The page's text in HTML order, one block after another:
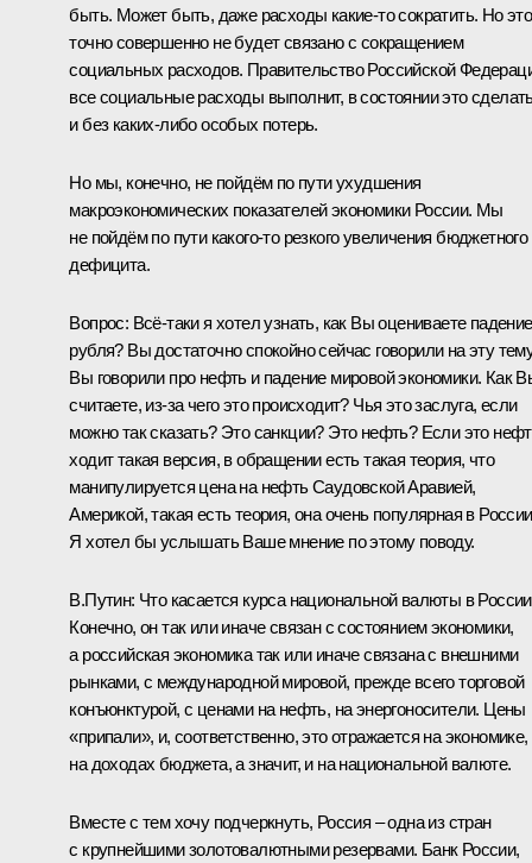
быть. Может быть, даже расходы какие‑то сократить. Но это
точно совершенно не будет связано с сокращением
социальных расходов. Правительство Российской
все социальные расходы выполнит, в состоянии это
и без каких‑либо особых потерь.
Но мы, конечно, не пойдём по пути ухудшения
макроэкономических показателей экономики России. Мы
не пойдём по пути какого‑то резкого увеличения бюджетного
дефицита.
Вопрос: Всё‑таки я хотел узнать, как Вы оцениваете падение
рубля? Вы достаточно спокойно сейчас говорили на эту
Вы говорили про нефть и падение мировой экономики. Как
считаете, из‑за чего это происходит? Чья это заслуга, если
можно так сказать? Это санкции? Это нефть? Если это
ходит такая версия, в обращении есть такая теория, что
манипулируется цена на нефть Саудовской Аравией,
Америкой, такая есть теория, она очень популярная в
Я хотел бы услышать Ваше мнение по этому поводу.
В.Путин: Что касается курса национальной валюты в
Конечно, он так или иначе связан с состоянием экономики,
а российская экономика так или иначе связана с внешними
рынками, с международной мировой, прежде всего торговой
конъюнктурой, с ценами на нефть, на энергоносители. Цены
«припали», и, соответственно, это отражается на экономике,
на доходах бюджета, а значит, и на национальной валюте.
Вместе с тем хочу подчеркнуть, Россия – одна из стран
с крупнейшими золотовалютными резервами. Банк России,